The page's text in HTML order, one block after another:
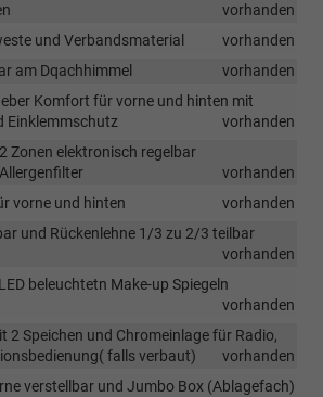
vorhanden
und Verbandsmaterial
vorhanden
am Dqachhimmel
vorhanden
Komfort für vorne und hinten mit
Einklemmschutz
vorhanden
Zonen elektronisch regelbar
vorhanden
vorne und hinten
vorhanden
und Rückenlehne 1/3 zu 2/3 teilbar
vorhanden
beleuchtetn Make-up Spiegeln
vorhanden
2 Speichen und Chromeinlage für Radio,
falls verbaut)
vorhanden
verstellbar und Jumbo Box (Ablagefach)